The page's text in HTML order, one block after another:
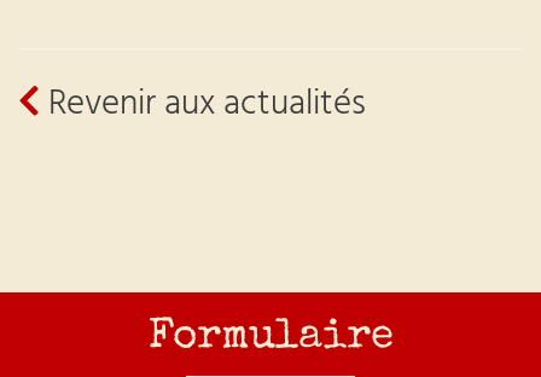
Revenir aux actualités
Formulaire